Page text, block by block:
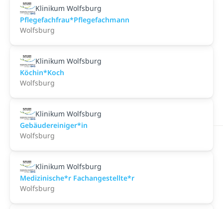
Klinikum Wolfsburg
Pflegefachfrau*Pflegefachmann
Wolfsburg
Klinikum Wolfsburg
Köchin*Koch
Wolfsburg
Klinikum Wolfsburg
Gebäudereiniger*in
Wolfsburg
Klinikum Wolfsburg
Medizinische*r Fachangestellte*r
Wolfsburg